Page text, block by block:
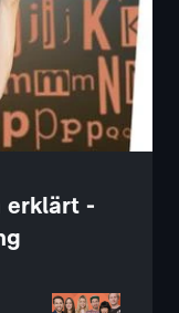
erklärt -